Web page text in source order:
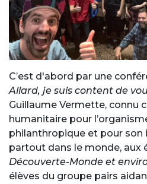
C’est d'abord par une
Allard, je suis content de
Guillaume Vermette, connu
humanitaire pour
philanthropique et pour son
partout dans le monde, aux
Découverte-Monde et
élèves du groupe pairs